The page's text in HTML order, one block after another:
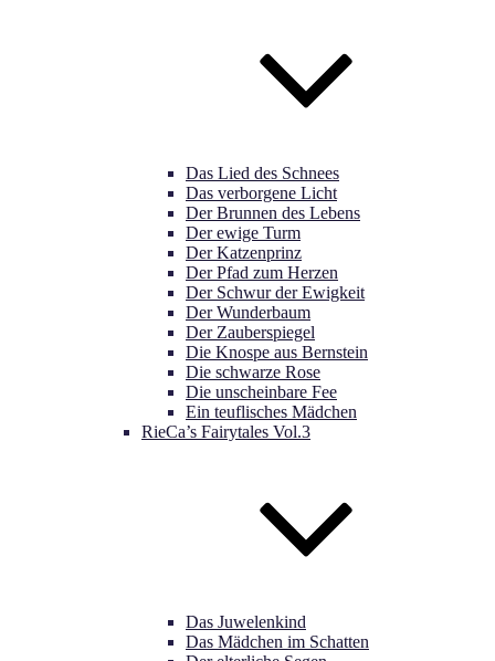
Das Lied des Schnees
Das verborgene Licht
Der Brunnen des Lebens
Der ewige Turm
Der Katzenprinz
Der Pfad zum Herzen
Der Schwur der Ewigkeit
Der Wunderbaum
Der Zauberspiegel
Die Knospe aus Bernstein
Die schwarze Rose
Die unscheinbare Fee
Ein teuflisches Mädchen
RieCa’s Fairytales Vol.3
Das Juwelenkind
Das Mädchen im Schatten